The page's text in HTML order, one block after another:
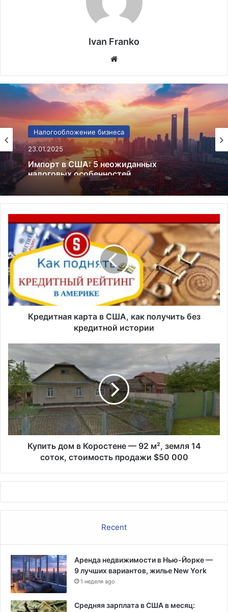
Ivan Franko
Налогообложение бизнеса
23.01.2025
Импорт в США: 5 неожиданных
налоговых особенностей
карта
США,
как
получить
без
кредитной
истории
Кредитная карта в США, как получить без
кредитной истории
дом
в
Коростене
—
92
м²,
земля
14
стоимость
Купить дом в Коростене — 92 м², земля 14
соток, стоимость продажи $50 000
Recent
Аренда недвижимости в Нью-Йорке —
9 лучших вариантов, жилье New York
1 неделя ago
Средняя зарплата в США в месяц: